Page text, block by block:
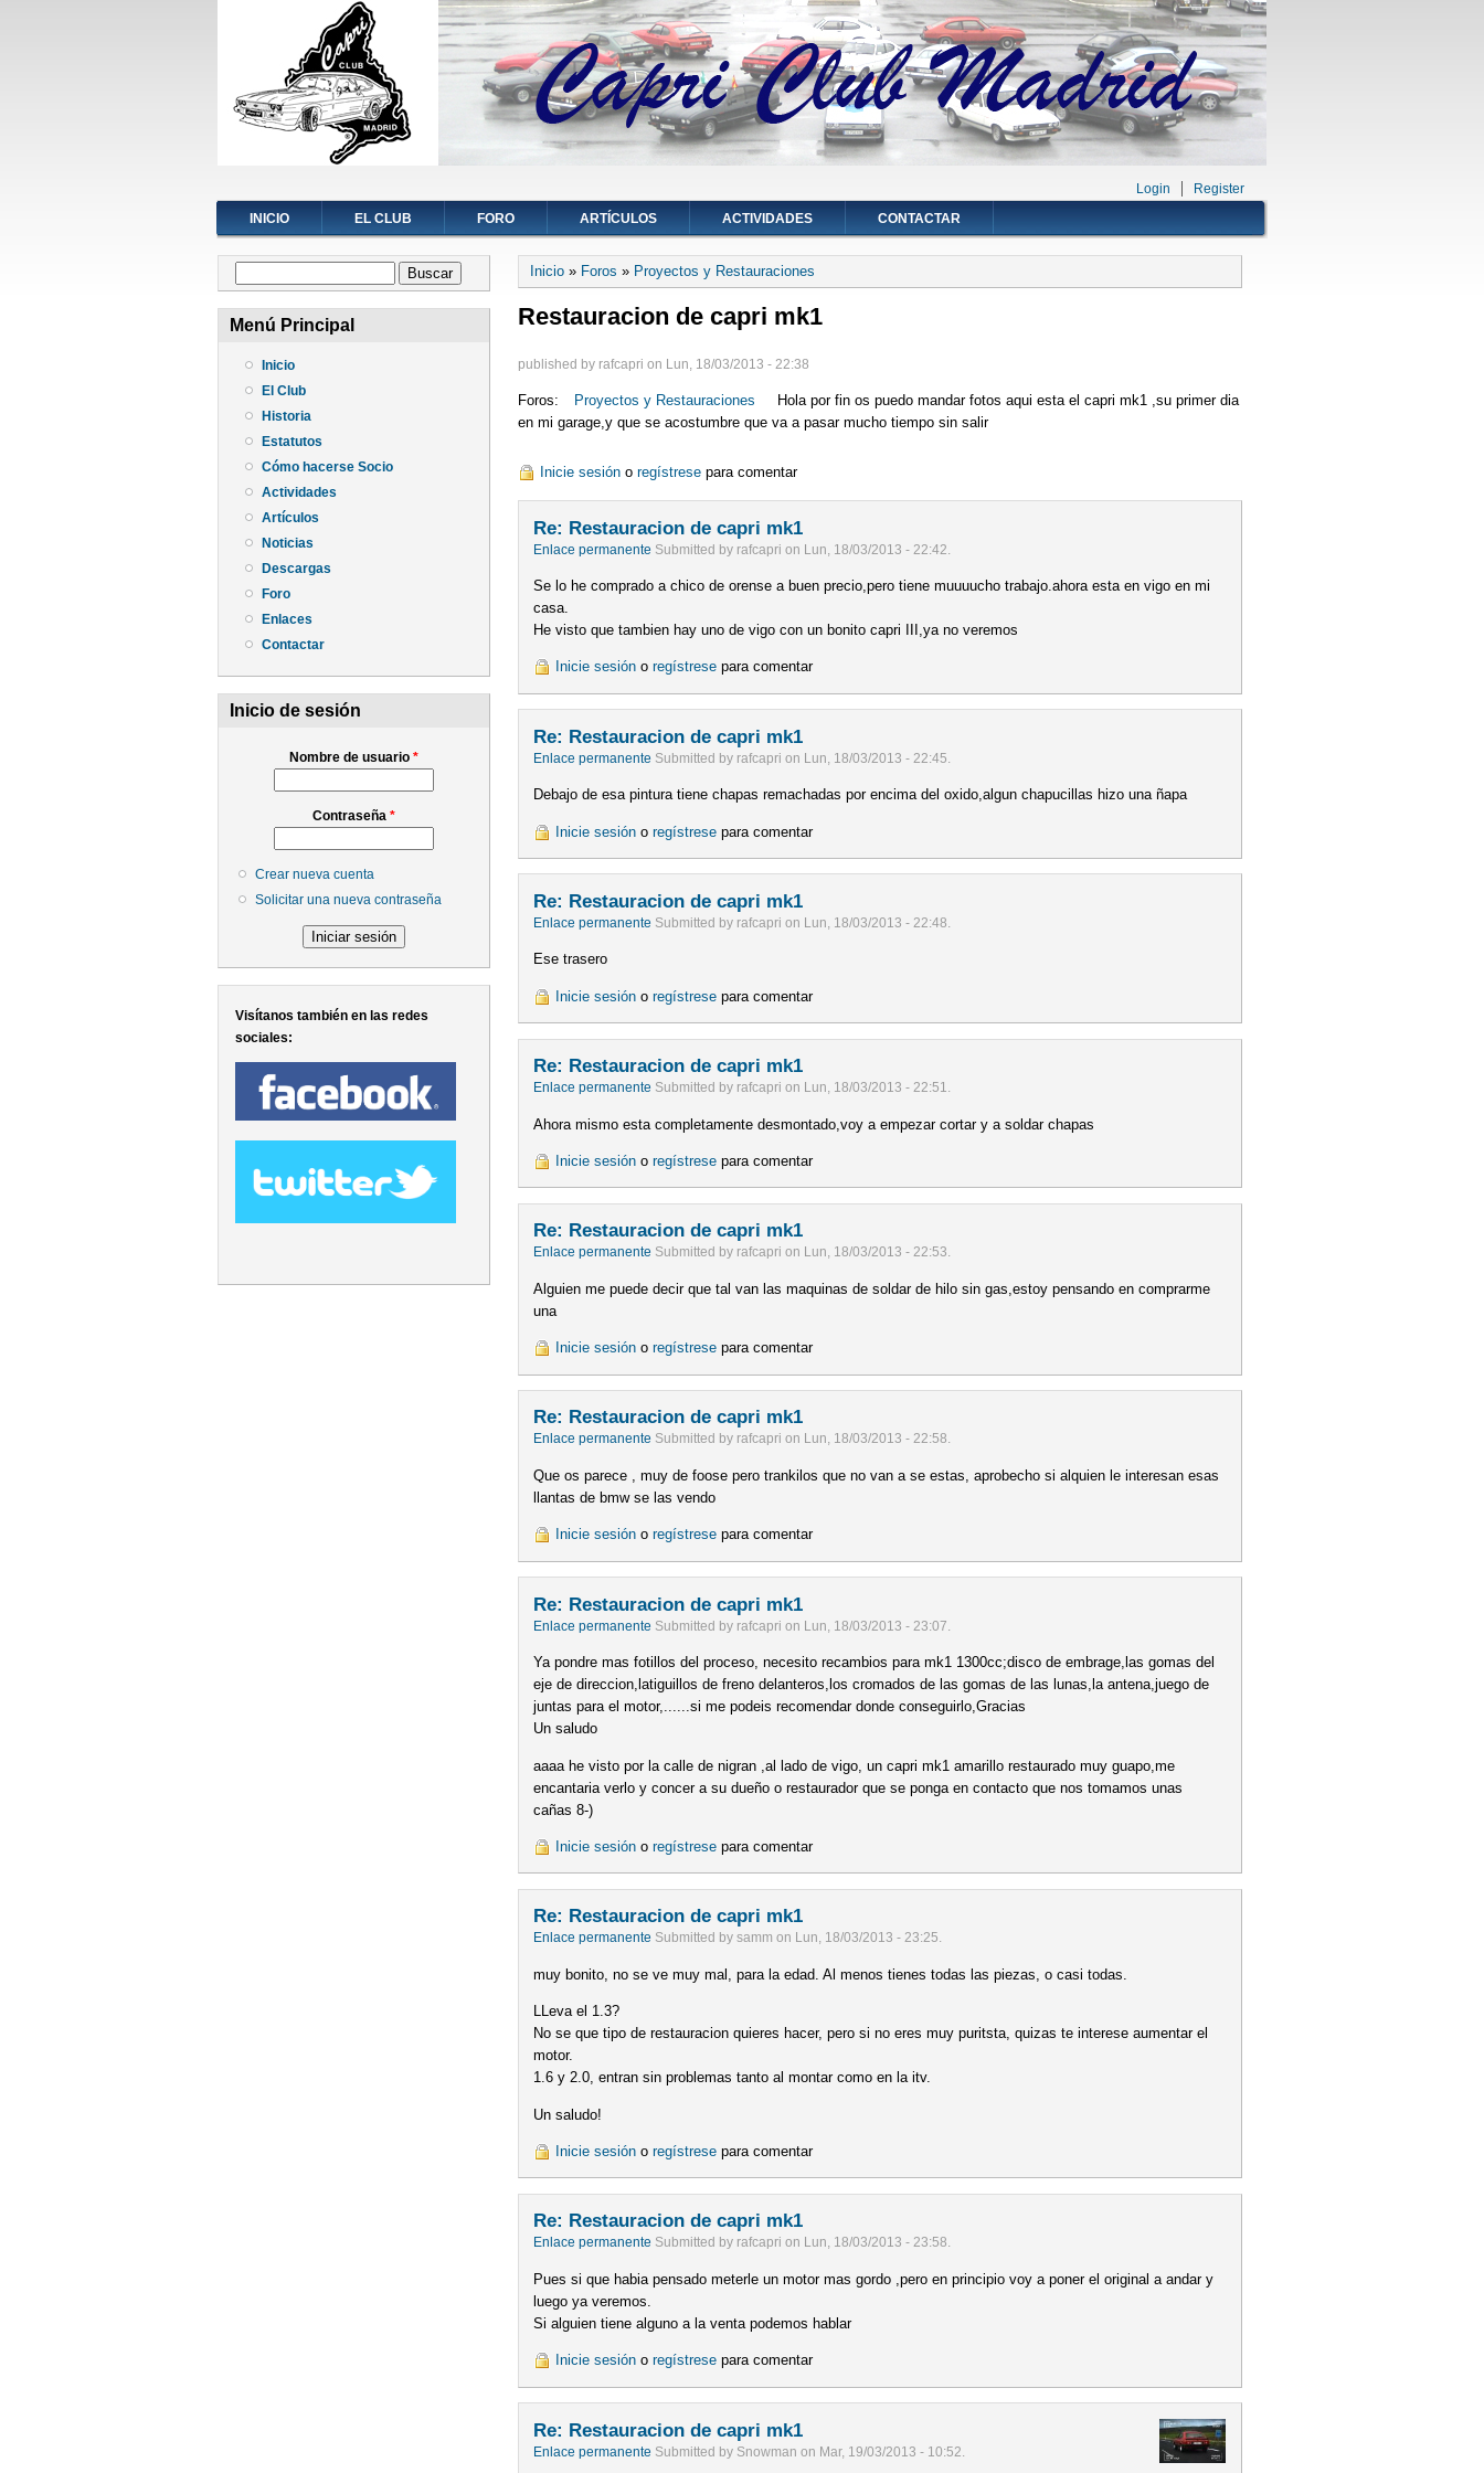
Login
Register
INICIO
EL CLUB FORO ARTÍCULOS ACTIVIDADES CONTACTAR
Formulario de búsqueda
Menú Principal
Inicio
El Club
Historia
Estatutos
Cómo hacerse Socio
Actividades
Artículos
Noticias
Descargas
Foro
Enlaces
Contactar
Inicio de sesión
Nombre de usuario *
Contraseña *
Crear nueva cuenta
Solicitar una nueva contraseña
Visítanos también en las redes
sociales:
Se encuentra usted aquí
Inicio » Foros » Proyectos y Restauraciones
Restauracion de capri mk1
published by rafcapri on Lun, 18/03/2013 - 22:38
Foros: Proyectos y Restauraciones
Hola por fin os puedo mandar fotos aqui esta el capri mk1 ,su primer dia
en mi garage,y que se acostumbre que va a pasar mucho tiempo sin salir
Inicie sesión o regístrese para comentar
Re: Restauracion de capri mk1
Enlace permanente Submitted by rafcapri on Lun, 18/03/2013 - 22:42
Se lo he comprado a chico de orense a buen precio,pero tiene muuuucho trabajo.ahora esta en vigo en mi
casa.
He visto que tambien hay uno de vigo con un bonito capri III,ya no veremos
Inicie sesión oregístrese para comentar
Re: Restauracion de capri mk1
Enlace permanente Submitted by rafcapri on Lun, 18/03/2013 - 22:45
Debajo de esa pintura tiene chapas remachadas por encima del oxido,algun chapucillas hizo una ñapa
Inicie sesión oregístrese para comentar
Re: Restauracion de capri mk1
Enlace permanente Submitted by rafcapri on Lun, 18/03/2013 - 22:48.
Ese trasero
Inicie sesión oregístrese para comentar
Re: Restauracion de capri mk1
Enlace permanente Submitted by rafcapri on Lun, 18/03/2013 - 22:51.
Ahora mismo esta completamente desmontado,voy a empezar cortar y a soldar chapas
Inicie sesión oregístrese para comentar
Re: Restauracion de capri mk1
Enlace permanente Submitted by rafcapri on Lun, 18/03/2013 - 22:53.
Alguien me puede decir que tal van las maquinas de soldar de hilo sin gas,estoy pensando en comprarme
una
Inicie sesión oregístrese para comentar
Re: Restauracion de capri mk1
Enlace permanente Submitted by rafcapri on Lun, 18/03/2013 - 22:58.
Que os parece , muy de foose pero trankilos que no van a se estas, aprobecho si alquien le interesan esas
llantas de bmw se las vendo
Inicie sesión oregístrese para comentar
Re: Restauracion de capri mk1
Enlace permanente Submitted by rafcapri on Lun, 18/03/2013 - 23:07
Ya pondre mas fotillos del proceso, necesito recambios para mk1 1300cc;disco de embrage,las gomas del
eje de direccion,latiguillos de freno delanteros,los cromados de las gomas de las lunas,la antena,juego de
juntas para el motor,......si me podeis recomendar donde conseguirlo,Gracias
Un saludo
aaaa he visto por la calle de nigran ,al lado de vigo, un capri mk1 amarillo restaurado muy guapo,me
encantaria verlo y concer a su dueño o restaurador que se ponga en contacto que nos tomamos unas
cañas 8-)
Inicie sesión oregístrese para comentar
Re: Restauracion de capri mk1
Enlace permanente Submitted bysamm on Lun, 18/03/2013 - 23:25.
muy bonito, no se ve muy mal, para la edad. Al menos tienes todas las piezas, o casi todas.
LLeva el 1.3?
No se que tipo de restauracion quieres hacer, pero si no eres muy puritsta, quizas te interese aumentar el
motor.
1.6 y 2.0, entran sin problemas tanto al montar como en la itv.
Un saludo!
Inicie sesión oregístrese para comentar
Re: Restauracion de capri mk1
Enlace permanente Submitted by rafcapri on Lun, 18/03/2013 - 23:58.
Pues si que habia pensado meterle un motor mas gordo ,pero en principio voy a poner el original a andar y
luego ya veremos.
Si alguien tiene alguno a la venta podemos hablar
Inicie sesión oregístrese para comentar
Re: Restauracion de capri mk1
Enlace permanente Submitted by Snowman on Mar, 19/03/2013 - 10:52